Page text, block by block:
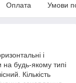
Оплата Умови
і
будь-якому типі
Кількість